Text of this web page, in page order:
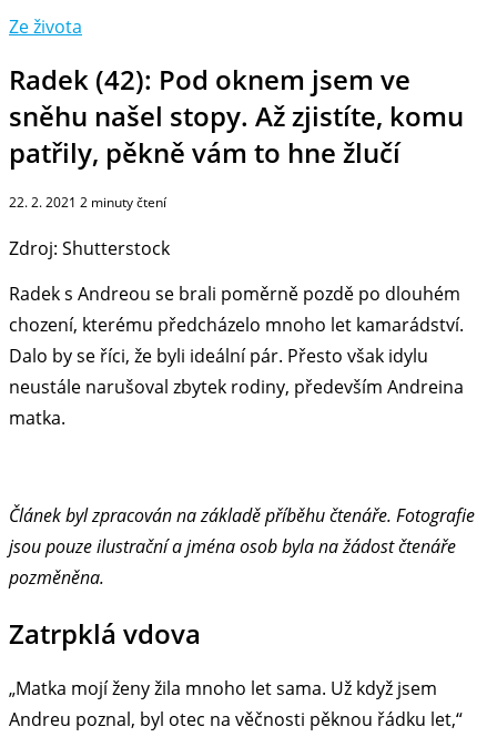
Ze života
Radek (42): Pod oknem jsem ve
sněhu našel stopy. Až zjistíte, komu
patřily, pěkně vám to hne žlučí
22. 2. 2021 2 minuty čtení
Zdroj: Shutterstock
Radek s Andreou se brali poměrně pozdě po dlouhém
chození, kterému předcházelo mnoho let kamarádství.
Dalo by se říci, že byli ideální pár. Přesto však idylu
neustále narušoval zbytek rodiny, především Andreina
matka.
Článek byl zpracován na základě příběhu čtenáře. Fotografie
jsou pouze ilustrační a jména osob byla na žádost čtenáře
pozměněna.
Zatrpklá vdova
„Matka mojí ženy žila mnoho let sama. Už když jsem
Andreu poznal, byl otec na věčnosti pěknou řádku let,“